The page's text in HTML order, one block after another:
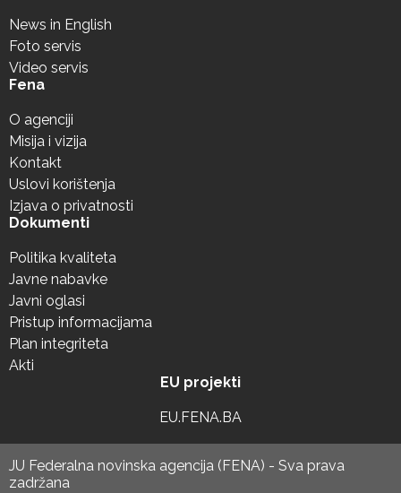
News in English
Foto servis
Video servis
Fena
O agenciji
Misija i vizija
Kontakt
Uslovi korištenja
Izjava o privatnosti
Dokumenti
Politika kvaliteta
Javne nabavke
Javni oglasi
Pristup informacijama
Plan integriteta
Akti
EU projekti
EU.FENA.BA
JU Federalna novinska agencija (FENA) - Sva prava
zadržana